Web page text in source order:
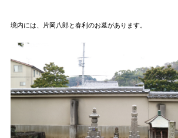
境内には、片岡八郎と春利のお墓があります。